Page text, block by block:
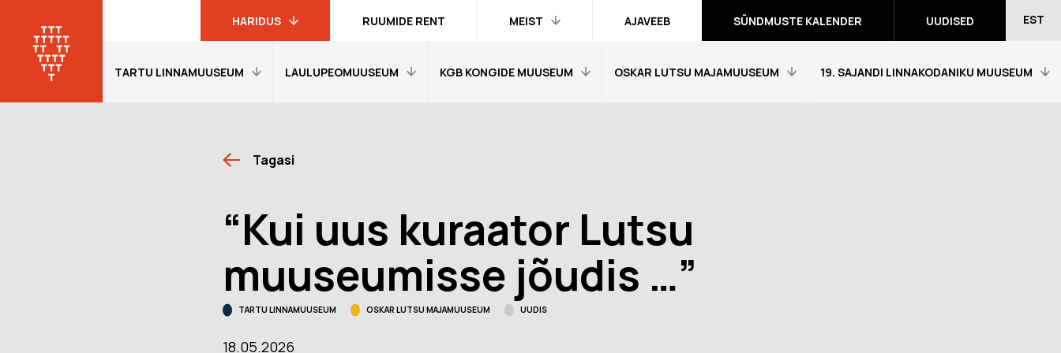
HARIDUS
Linnamuuseumi
19. sajandi
linnakodaniku
Laulupeomuuseum
KGB kongide
Oskar Lutsu
RUUMIDE RENT MEIST
Kontakt ja
Organisatsioonist
Meist meedias
Hanked
Logod ja fotod
AJAVEEB SÜNDMUSTE KALENDER UUDISED EST
TARTU LINNAMUUSEUM
muuseumitunni kohta
LAULUPEOMUUSEUM
Õpetajale
Etendused
Tagasiside
muuseumitunni kohta
Ekskursioonid ja
KGB KONGIDE MUUSEUM
Õpetajale
Tagasisidetunni
muuseumitunni kohta
Ekskursioonid
OSKAR LUTSU MAJAMUUSEUM
Õpetajale
Tagasiside muuseumitunni
Ekskursioonid ja programmid
19. SAJANDI LINNAKODANIKU MUUSEUM
Tagasi
“Kui uus kuraator Lutsu
muuseumisse jõudis …”
TARTU LINNAMUUSEUM OSKAR LUTSU MAJAMUUSEUM UUDIS
18.05.2026